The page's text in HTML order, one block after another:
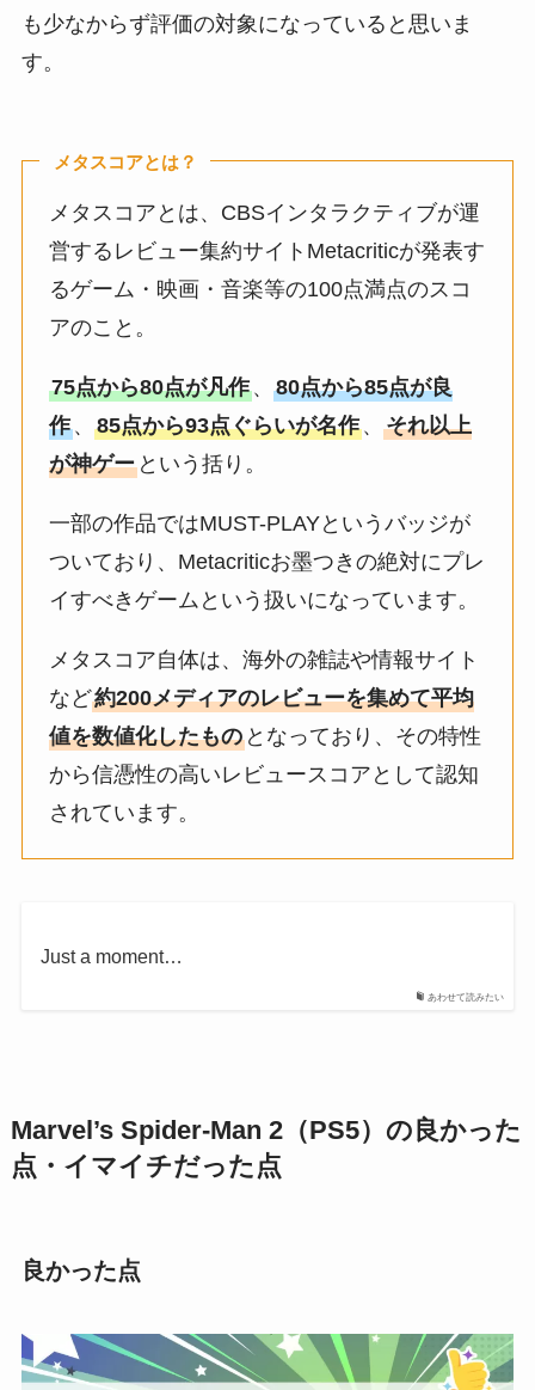
も少なからず評価の対象になっていると思いま
す。
メタスコアとは？
メタスコアとは、CBSインタラクティブが運
営するレビュー集約サイトMetacriticが発表す
るゲーム・映画・音楽等の100点満点のスコ
アのこと。
75点から80点が凡作、80点から85点が良
作、85点から93点ぐらいが名作、それ以上
が神ゲー という括り。
一部の作品ではMUST-PLAYというバッジが
ついており、Metacriticお墨つきの絶対にプレ
イすべきゲームという扱いになっています。
メタスコア自体は、海外の雑誌や情報サイト
など約200メディアのレビューを集めて平均
値を数値化したもの となっており、その特性
から信憑性の高いレビュースコアとして認知
されています。
あわせて読みたい
Just a moment…
Marvel’s Spider-Man 2（PS5）の良かった
点・イマイチだった点
良かった点